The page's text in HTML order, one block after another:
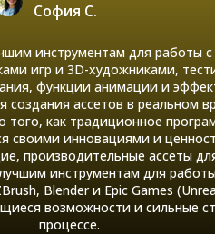
София С.
инструментам для работы
игр и 3D-художниками,
функции анимации и
ассетов в реальном
как традиционное
инновациями и
производительные ассеты
инструментам для
Blender и Epic Games
возможности и сильные
процессе.